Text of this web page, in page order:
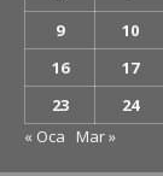
9
10
16
17
23
24
« Oca
Mar »